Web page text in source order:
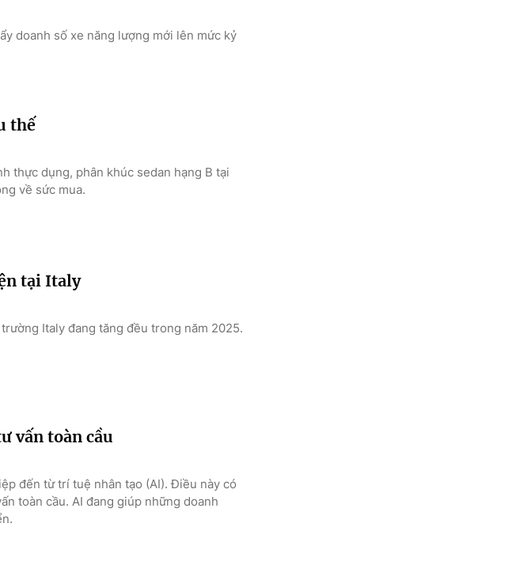
doanh số xe năng lượng mới lên mức kỷ
thế
thực dụng, phân khúc sedan hạng B tại
về sức mua.
tại Italy
Italy đang tăng đều trong năm 2025.
vấn toàn cầu
đến từ trí tuệ nhân tạo (AI). Điều này có
toàn cầu. AI đang giúp những doanh